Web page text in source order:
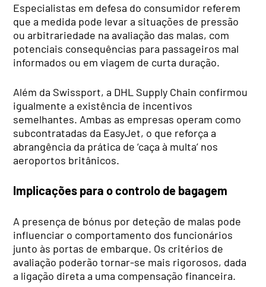
Especialistas em defesa do consumidor referem
que a medida pode levar a situações de pressão
ou arbitrariedade na avaliação das malas, com
potenciais consequências para passageiros mal
informados ou em viagem de curta duração.
Além da Swissport, a DHL Supply Chain confirmou
igualmente a existência de incentivos
semelhantes. Ambas as empresas operam como
subcontratadas da EasyJet, o que reforça a
abrangência da prática de ‘caça à multa’ nos
aeroportos britânicos.
Implicações para o controlo de bagagem
A presença de bónus por deteção de malas pode
influenciar o comportamento dos funcionários
junto às portas de embarque. Os critérios de
avaliação poderão tornar-se mais rigorosos, dada
a ligação direta a uma compensação financeira.